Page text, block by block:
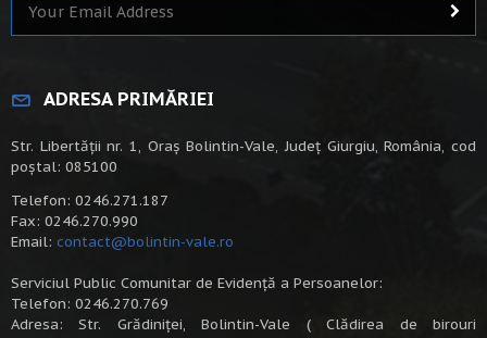
ADRESA PRIMĂRIEI
Str. Libertății nr. 1, Oraș Bolintin-Vale, Județ Giurgiu, România, cod
poștal: 085100
Telefon: 0246.271.187
Fax: 0246.270.990
Email: contact@bolintin-vale.ro
Serviciul Public Comunitar de Evidență a Persoanelor:
Telefon: 0246.270.769
Adresa: Str. Grădiniței, Bolintin-Vale ( Clădirea de birouri